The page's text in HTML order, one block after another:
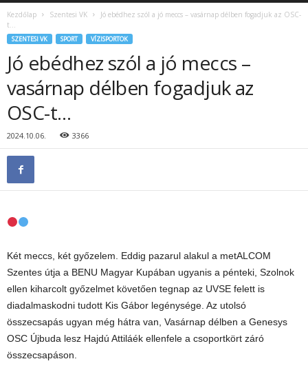
Kezdőlap Szentesi VK
Jó ebédhez szól a jó meccs – vasárnap délben fogadjuk az OSC-
t…
SZENTESI VK SPORT VÍZISPORTOK
Jó ebédhez szól a jó meccs –
vasárnap délben fogadjuk az
OSC-t…
2024.10.06. 3366
Két meccs, két győzelem. Eddig pazarul alakul a metALCOM
Szentes útja a BENU Magyar Kupában ugyanis a pénteki, Szolnok
ellen kiharcolt győzelmet követően tegnap az UVSE felett is
diadalmaskodni tudott Kis Gábor legénysége. Az utolsó
összecsapás ugyan még hátra van, Vasárnap délben a Genesys
OSC Újbuda lesz Hajdú Attiláék ellenfele a csoportkört záró
összecsapáson.